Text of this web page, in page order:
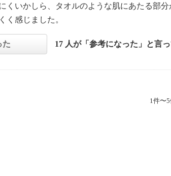
くいかしら、タオルのような肌にあたる部
く感じました。
た 17 人が「参考になった」と言
1件〜